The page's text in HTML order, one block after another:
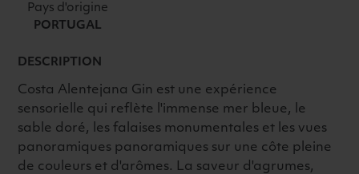
50CL
Pays d'origine
PORTUGAL
DESCRIPTION
Costa Alentejana Gin est une expérience
sensorielle qui reflète l'immense mer bleue, le
sable doré, les falaises monumentales et les vues
panoramiques panoramiques sur une côte pleine
de couleurs et d'arômes. La saveur d'agrumes,